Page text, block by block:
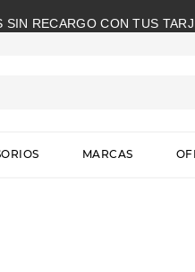
SIN RECARGO CON TUS
MARCAS